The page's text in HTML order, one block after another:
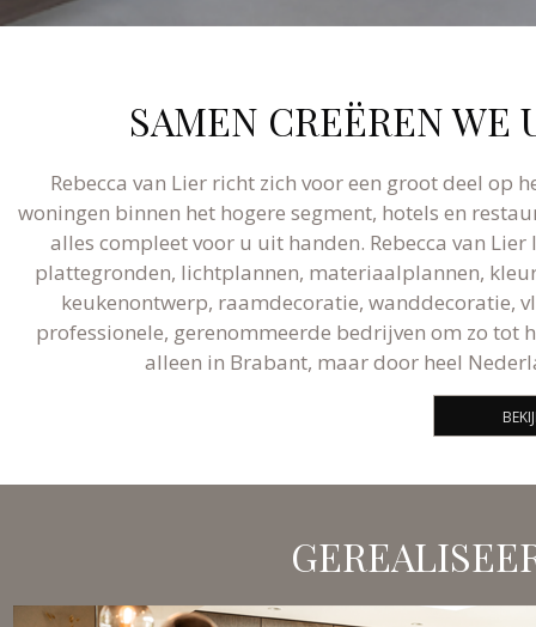
SAMEN CREËREN
Rebecca van Lier richt zich voor een groot deel
woningen binnen het hogere segment, hotels en
alles compleet voor u uit handen. Rebecca van
plattegronden, lichtplannen, materiaalplannen,
keukenontwerp, raamdecoratie, wanddecoratie,
professionele, gerenommeerde bedrijven om zo tot
alleen in Brabant, maar door heel